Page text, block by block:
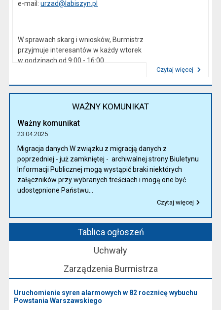
e-mail:urzad@labiszyn.pl
W sprawach skarg i wniosków, Burmistrz
przyjmuje interesantów w każdy wtorek
w godzinach od 9:00 - 16:00
Czytaj więcej
WAŻNY KOMUNIKAT
Ważny komunikat
23.04.2025
Migracja danych W związku z migracją danych z
poprzedniej - już zamkniętej - archiwalnej strony Biuletynu
Informacji Publicznej mogą wystąpić braki niektórych
załączników przy wybranych treściach i mogą one być
udostępnione Państwu...
Czytaj więcej
Tablica ogłoszeń
Uchwały
Zarządzenia Burmistrza
Uruchomienie syren alarmowych w 82 rocznicę wybuchu
Powstania Warszawskiego